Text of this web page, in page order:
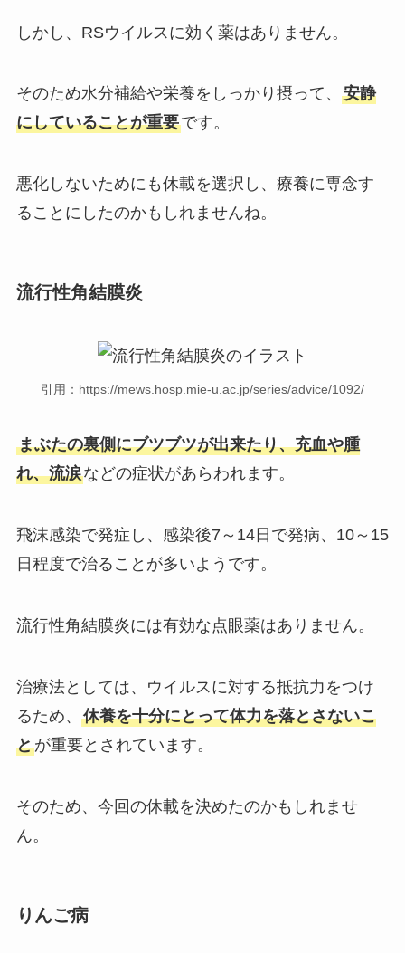
しかし、RSウイルスに効く薬はありません。
そのため水分補給や栄養をしっかり摂って、 安静
にしていることが重要です。
悪化しないためにも休載を選択し、療養に専念す
ることにしたのかもしれませんね。
流行性角結膜炎
引用：https://mews.hosp.mie-u.ac.jp/series/advice/1092/
まぶたの裏側にブツブツが出来たり、充血や腫
れ、流涙などの症状があらわれます。
飛沫感染で発症し、感染後7～14日で発病、10～15
日程度で治ることが多いようです。
流行性角結膜炎には有効な点眼薬はありません。
治療法としては、ウイルスに対する抵抗力をつけ
るため、 休養を十分にとって体力を落とさないこ
とが重要とされています。
そのため、今回の休載を決めたのかもしれませ
ん。
りんご病